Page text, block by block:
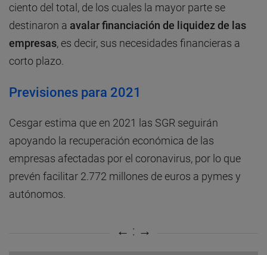
ciento del total, de los cuales la mayor parte se
destinaron a avalar financiación de liquidez de las
empresas, es decir, sus necesidades financieras a
corto plazo.
Previsiones para 2021
Cesgar estima que en 2021 las SGR seguirán
apoyando la recuperación económica de las
empresas afectadas por el coronavirus, por lo que
prevén facilitar 2.772 millones de euros a pymes y
autónomos.